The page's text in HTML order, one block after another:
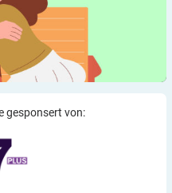
gesponsert von: